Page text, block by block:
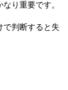
り重要です。
で判断すると失